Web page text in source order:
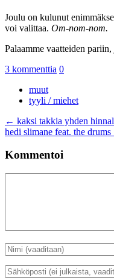
Joulu on kulunut
voi valittaa. Om-nom-nom.
Palaamme vaatteiden
3 kommenttia 0
muut
tyyli / miehet
Artikkelien
selaus
← kaksi takkia yhden
hedi slimane feat. the drums
Kommentoi
Nimi
*
Sähköposti